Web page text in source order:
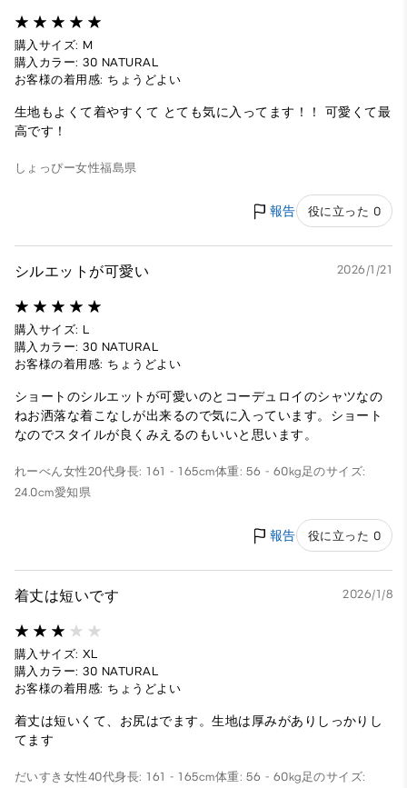
購入サイズ: M
購入カラー: 30 NATURAL
お客様の着用感: ちょうどよい
生地もよくて着やすくて とても気に入ってます！！ 可愛くて最
高です！
しょっぴー女性福島県
報告 役に立った 0
シルエットが可愛い 2026/1/21
購入サイズ: L
購入カラー: 30 NATURAL
お客様の着用感: ちょうどよい
ショートのシルエットが可愛いのとコーデュロイのシャツなの
ねお洒落な着こなしが出来るので気に入っています。ショート
なのでスタイルが良くみえるのもいいと思います。
れーべん女性20代身長: 161 - 165cm体重: 56 - 60kg足のサイズ:
24.0cm愛知県
報告 役に立った 0
着丈は短いです 2026/1/8
購入サイズ: XL
購入カラー: 30 NATURAL
お客様の着用感: ちょうどよい
着丈は短いくて、お尻はでます。生地は厚みがありしっかりし
てます
だいすき 女性40代身長: 161 - 165cm体重: 56 - 60kg足のサイズ: